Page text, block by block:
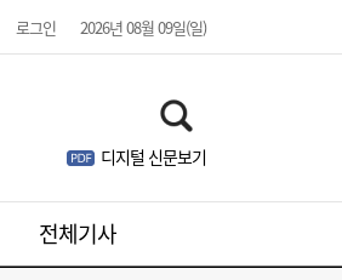
로그인 2026년 08월 09일(일)
디지털 신문보기
전체기사